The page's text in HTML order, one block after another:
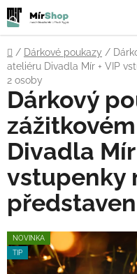
Přejít
na
obsah
Domů
/ Dárkové poukazy /
ateliéru Divadla Mír + VIP
2 osoby
Dárkový
Divadla Mír
vstupenky
NOVINKA
TIP